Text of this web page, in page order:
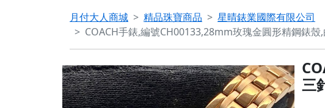
月付大人商城 精品珠寶商品
星晴錶業國際有限公司
COACH手錶,編號CH00133,28mm玫瑰金圓形精鋼錶
三